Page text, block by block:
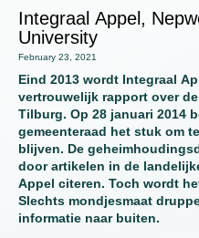
Integraal Appel,
University
February 23, 2021
Eind 2013 wordt Integraal
vertrouwelijk rapport over
Tilburg. Op 28 januari 2014
gemeenteraad het stuk om
blijven. De
door artikelen in de
Appel citeren. Toch wordt
Slechts mondjesmaat
informatie naar buiten.